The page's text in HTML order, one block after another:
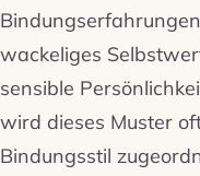
wackeliges
sensible
wird dieses Muster
Bindungsstil